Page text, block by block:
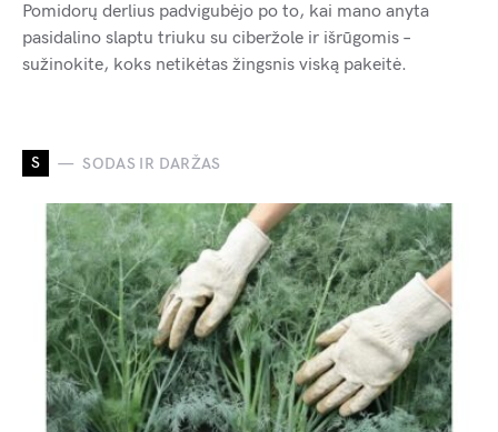
Pomidorų derlius padvigubėjo po to, kai mano anyta
pasidalino slaptu triuku su ciberžole ir išrūgomis –
sužinokite, koks netikėtas žingsnis viską pakeitė.
S SODAS IR DARŽAS